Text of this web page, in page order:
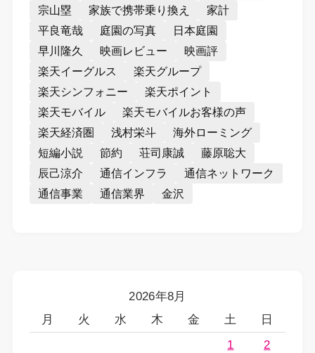
宗山塁
家族で携帯乗り換え
家計
平良竜哉
庭園の写真
日本庭園
早川隆久
映画レビュー
映画評
楽天イーグルス
楽天グループ
楽天シンフォニー
楽天ポイント
楽天モバイル
楽天モバイルお客様の声
楽天経済圏
浅村栄斗
海外ローミング
短編小説
節約 荘司康誠
藤原聡大
辰己涼介
通信インフラ
通信ネットワーク
通信事業
通信業界 金沢
2026年8月
月
火 水 木 金 土
日
1
2